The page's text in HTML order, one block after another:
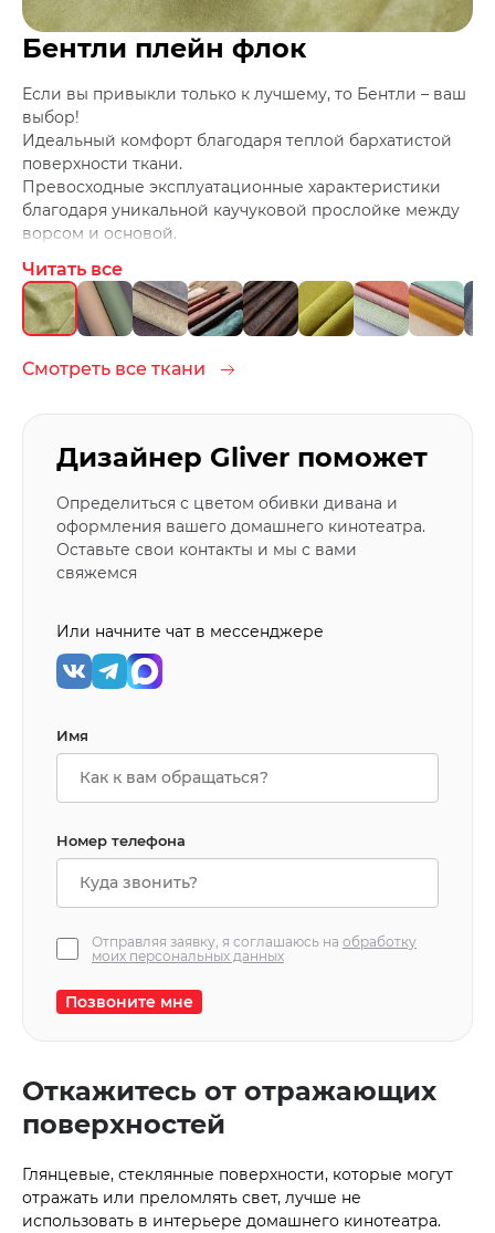
Смотреть все ткани
Бентли плейн флок
Если вы привыкли только к лучшему, то Бентли – ваш
выбор!
Идеальный комфорт благодаря теплой бархатистой
поверхности ткани.
Превосходные эксплуатационные характеристики
благодаря уникальной каучуковой прослойке между
ворсом и основой.
наличию формулы Antistain в составе ворса.
Максимальная комплектация – плэйн, вензель,
флористика, геометрия.
Читать все
Дизайнер Gliver поможет
Определиться с цветом обивки дивана и
оформления вашего домашнего кинотеатра.
Оставьте свои контакты и мы с вами
свяжемся
Или начните чат в мессенджере
Имя
Номер телефона
Отправляя заявку, я соглашаюсь на обработку
моих персональных данных
Позвоните мне
Откажитесь от отражающих
поверхностей
Глянцевые, стеклянные поверхности, которые могут
отражать или преломлять свет, лучше не
использовать в интерьере домашнего кинотеатра.